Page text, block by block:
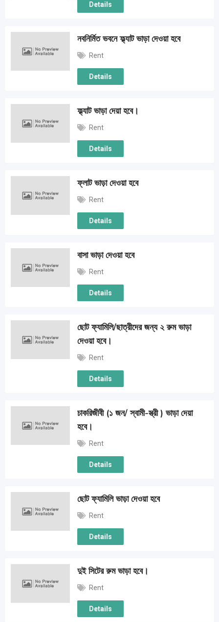
Details
নবনির্মিত ভবনে ফ্ল্যাট ভাড়া দেওয়া হবে
Rent
Details
ফ্ল্যাট ভাড়া দেয়া হবে।
Rent
Details
ফ্লাট ভাড়া দেওয়া হবে
Rent
Details
বাসা ভাড়া দেওয়া হবে
Rent
Details
ছোট ফ্যামিলি/ছাত্রীদের জন্য ২ রুম ভাড়া
দেওয়া হবে।
Rent
Details
চাকরিজীবী (১ জন/ স্বামী-স্ত্রী ) ভাড়া দেয়া
হবে।
Rent
Details
ছোট ফ্যামিলি ভাড়া দেওয়া হবে
Rent
Details
দুই সিটের রুম ভাড়া হবে।
Rent
Details